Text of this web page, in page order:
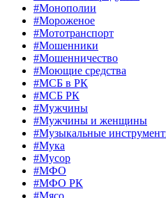
#Монополии
#Мороженое
#Мототранспорт
#Мошенники
#Мошенничество
#Моющие средства
#МСБ в РК
#МСБ РК
#Мужчины
#Мужчины и женщины
#Музыкальные
#Мука
#Мусор
#МФО
#МФО РК